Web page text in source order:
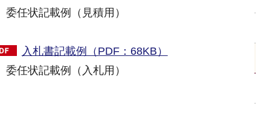
委任状記載例（見積用）
入札書記載例（PDF：68KB）
委任状記載例（入札用）